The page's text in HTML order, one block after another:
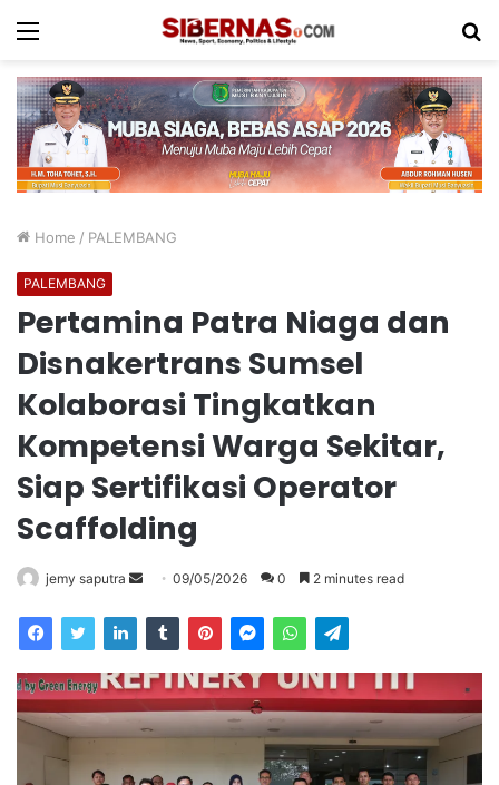
Menu
Home / PALEMBANG
PALEMBANG
Pertamina Patra Niaga dan
Disnakertrans Sumsel
Kolaborasi Tingkatkan
Kompetensi Warga Sekitar,
Siap Sertifikasi Operator
Scaffolding
jemy saputra
Send
email
09/05/2026 0 2 minutes read